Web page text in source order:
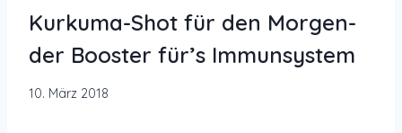
Kurkuma-Shot für den Morgen-
der Booster für’s Immunsystem
10. März 2018